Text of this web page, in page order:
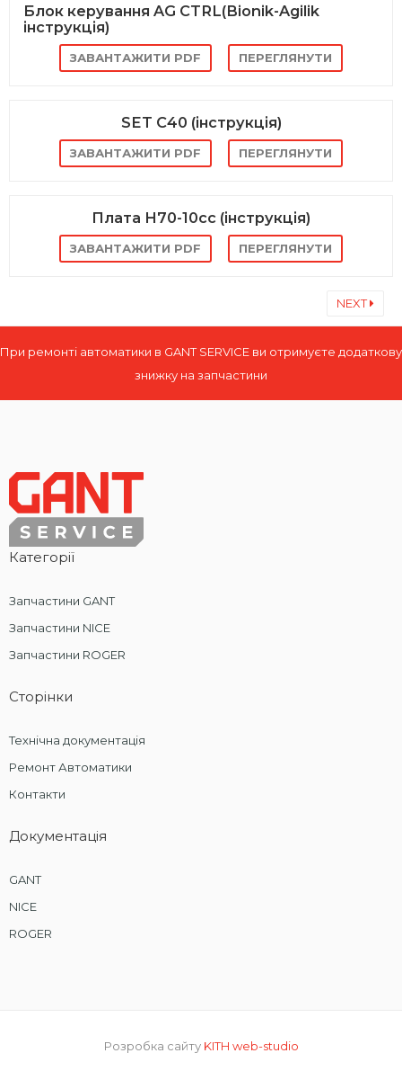
Блок керування AG CTRL(Bionik-Agilik
інструкція)
ЗАВАНТАЖИТИ PDF ПЕРЕГЛЯНУТИ
SET C40 (інструкція)
ЗАВАНТАЖИТИ PDF ПЕРЕГЛЯНУТИ
Плата H70-10cc (інструкція)
ЗАВАНТАЖИТИ PDF ПЕРЕГЛЯНУТИ
NEXT
При ремонті автоматики в GANT SERVICE ви отримуєте додаткову
знижку на запчастини
Категорії
Запчастини GANT
Запчастини NICE
Запчастини ROGER
Сторінки
Технічна документація
Ремонт Автоматики
Контакти
Документація
GANT
NICE
ROGER
Розробка сайту KITH web-studio